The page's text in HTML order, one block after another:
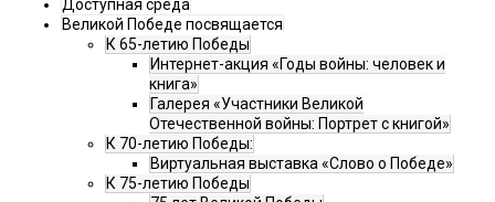
Доступная среда
Великой Победе посвящается
К 65-летию Победы
Интернет-акция «Годы войны: человек и
книга»
Галерея «Участники Великой
Отечественной войны: Портрет с книгой»
К 70-летию Победы:
Виртуальная выставка «Слово о Победе»
К 75-летию Победы